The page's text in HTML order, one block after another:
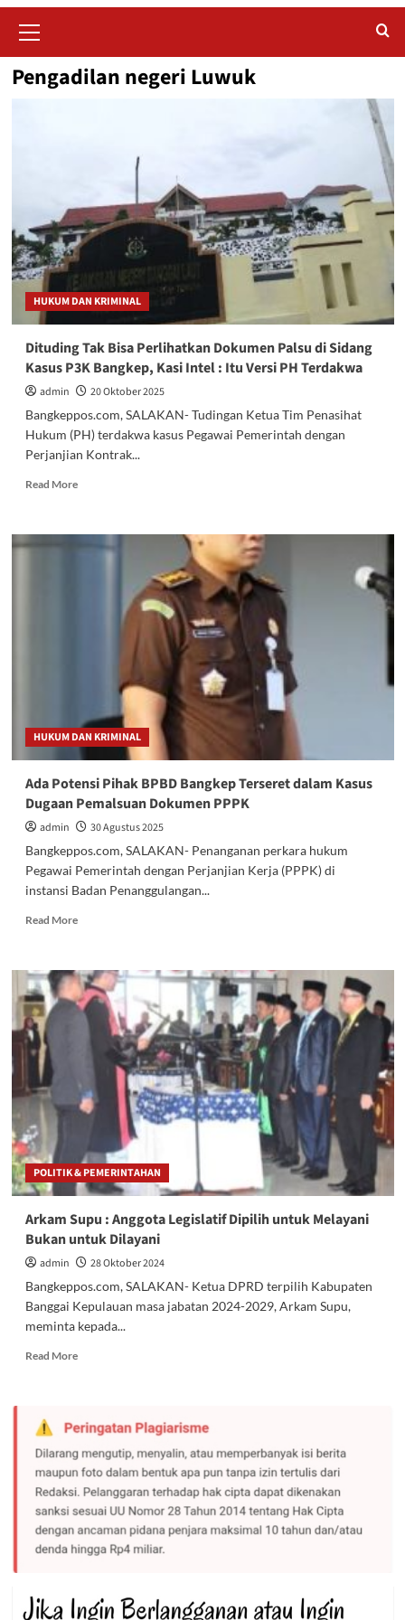
Menu
Pengadilan negeri Luwuk
HUKUM DAN KRIMINAL
Dituding Tak Bisa Perlihatkan Dokumen Palsu di Sidang
Kasus P3K Bangkep, Kasi Intel : Itu Versi PH Terdakwa
admin
20 Oktober 2025
Bangkeppos.com, SALAKAN- Tudingan Ketua Tim Penasihat
Hukum (PH) terdakwa kasus Pegawai Pemerintah dengan
Perjanjian Kontrak...
Read MoreRead
Dituding
Tak
Kasi
Intel
Versi
PH
Terdakwa
HUKUM DAN KRIMINAL
Ada Potensi Pihak BPBD Bangkep Terseret dalam Kasus
Dugaan Pemalsuan Dokumen PPPK
admin
30 Agustus 2025
Bangkeppos.com, SALAKAN- Penanganan perkara hukum
Pegawai Pemerintah dengan Perjanjian Kerja (PPPK) di
instansi Badan Penanggulangan...
Read MoreRead
Ada
Potensi
Pihak
BPBD
Bangkep
Terseret
Kasus
Dugaan
Pemalsuan
Dokumen
PPPK
POLITIK & PEMERINTAHAN
Arkam Supu : Anggota Legislatif Dipilih untuk Melayani
Bukan untuk Dilayani
admin
28 Oktober 2024
Bangkeppos.com, SALAKAN- Ketua DPRD terpilih Kabupaten
Banggai Kepulauan masa jabatan 2024-2029, Arkam Supu,
meminta kepada...
Read MoreRead
Supu
Anggota
Legislatif
Dipilih
untuk
Melayani
Bukan
untuk